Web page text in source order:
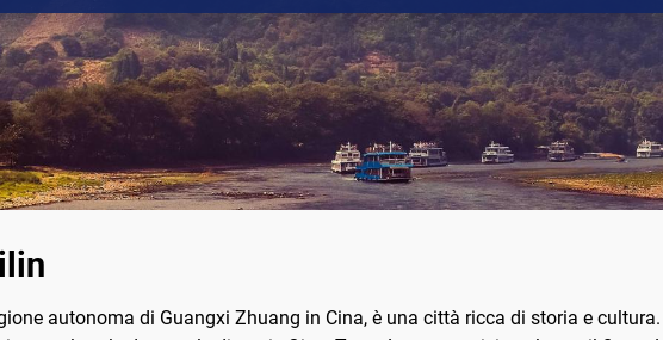
autonoma di Guangxi Zhuang in Cina, è una città ricca di storia e